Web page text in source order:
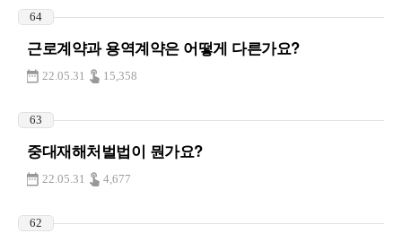
64
근로계약과 용역계약은 어떻게 다른가요?
22.05.31 15,358
63
중대재해처벌법이 뭔가요?
22.05.31 4,677
62